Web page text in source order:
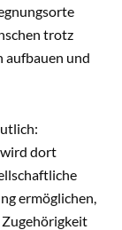
trotz
aufbauen und
dort
ermöglichen,
Zugehörigkeit